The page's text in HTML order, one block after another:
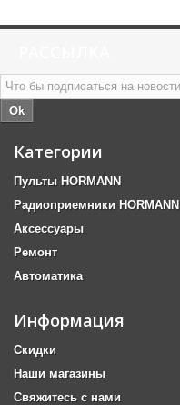
Ok
Категории
Пульты HORMANN
Радиоприемники HORMANN
Аксессуары
Ремонт
Автоматика
Информация
Скидки
Наши магазины
Свяжитесь с нами